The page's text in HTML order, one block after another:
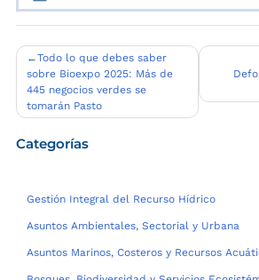
Navegación
de
entradas
Todo lo que debes saber
sobre Bioexpo 2025: Más de
445 negocios verdes se
tomarán Pasto
Categorías
Gestión Integral del Recurso Hídrico
Asuntos Ambientales, Sectorial y Urbana
Asuntos Marinos, Costeros y Recursos